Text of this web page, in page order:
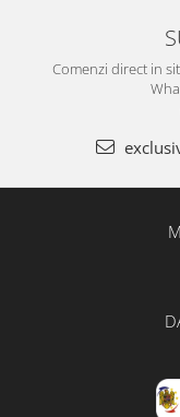
Comenzi direct in